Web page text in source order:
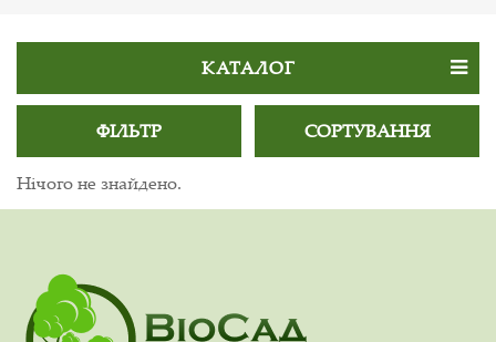
КАТАЛОГ
ФІЛЬТР СОРТУВАННЯ
Нічого не знайдено.